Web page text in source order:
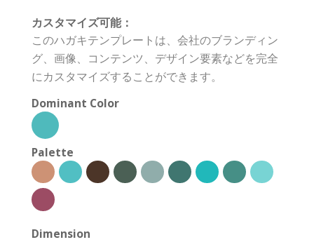
カスタマイズ可能：
このハガキテンプレートは、会社のブランディン
グ、画像、コンテンツ、デザイン要素などを完全
にカスタマイズすることができます。
Dominant Color
Palette
Dimension